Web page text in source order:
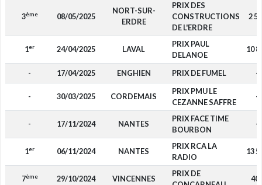
3ème 08/05/2025
NORT-SUR-
ERDRE
PRIX DES
CONSTRUCTIONS
DE L'ERDRE
2
1er 24/04/2025 LAVAL
PRIX PAUL
DELANOE
10
- 17/04/2025 ENGHIEN PRIX DE FUMEL -
- 30/03/2025 CORDEMAIS
PRIX PMU LE
CEZANNE SAFFRE
-
- 17/11/2024 NANTES
PRIX FACE TIME
BOURBON
-
1er 06/11/2024 NANTES
PRIX RCA LA
RADIO
13
7ème 29/10/2024 VINCENNES
PRIX DE